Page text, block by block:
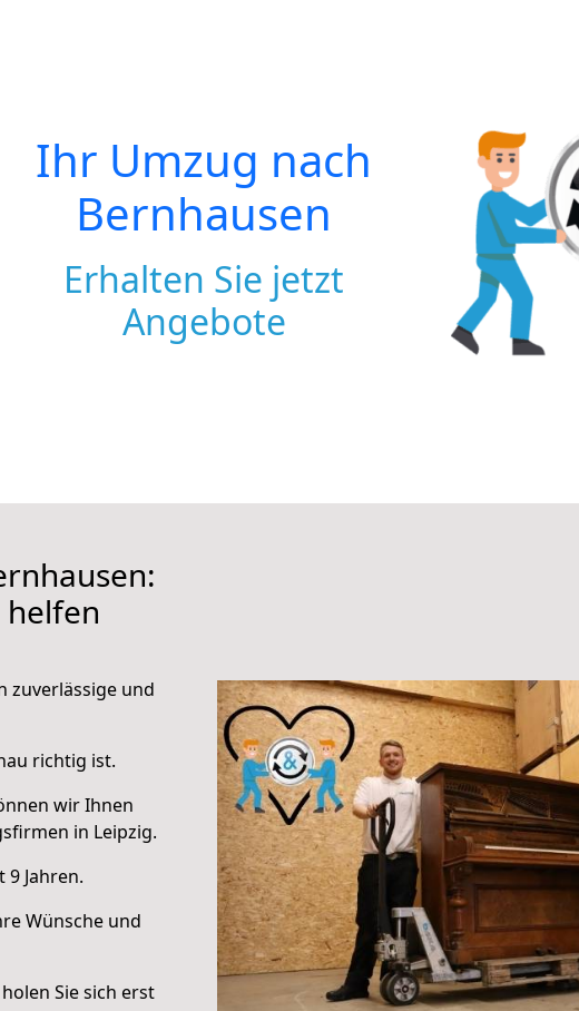
Ihr Umzug nach
Bernhausen
Erhalten Sie jetzt
Angebote
zuverlässige und
richtig ist.
wir Ihnen
in Leipzig.
Jahren.
Wünsche und
Sie sich erst